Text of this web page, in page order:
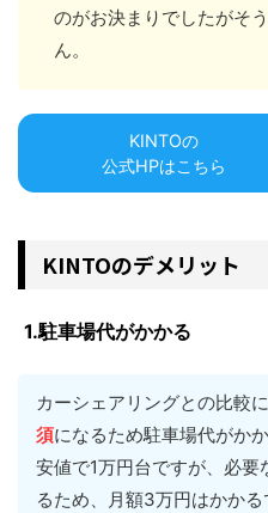
のがお決まりでしたがそ
ん。
KINTOの
公式HPはこちら
KINTOのデメリット
1.駐車場代がかかる
カーシェアリングとの比較
須になるため駐車場代がか
安値で1万円台ですが、必
るため、月額3万円はかか